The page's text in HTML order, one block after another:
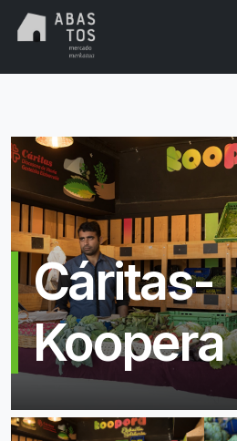
Skip to main content
Cáritas-
Koopera